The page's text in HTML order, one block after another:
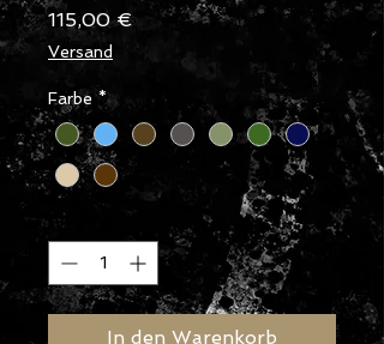
115,00 €Preis
Versand
Farbe *
Anzahl
In den Warenkorb